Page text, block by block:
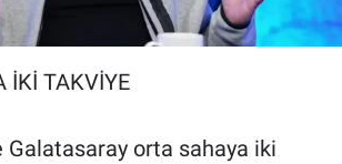
İKİ TAKVİYE
Galatasaray orta sahaya iki